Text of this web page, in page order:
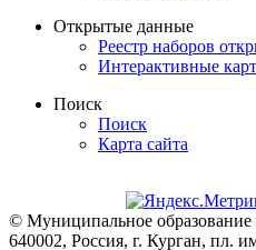
Открытые данные
Реестр наборов
Интерактивные
Поиск
Поиск
Карта сайта
© Муниципальное образование
640002, Россия, г. Курган, пл.